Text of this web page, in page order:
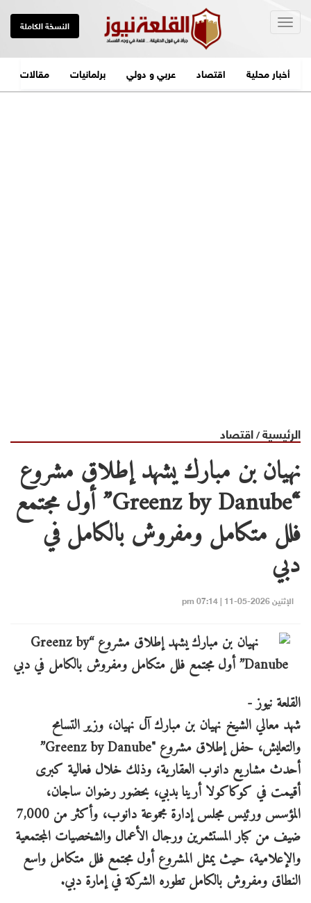
النسخة الكاملة
أخبار محلية اقتصاد عربي و دولي برلمانيات مقالات
الرئيسية/اقتصاد
نهيان بن مبارك يشهد إطلاق مشروع
“Greenz by Danube” أول مجتمع
فلل متكامل ومفروش بالكامل في
دبي
الإثنين 2026-05-11 | 07:14 pm
القلعة نيوز -
شهد معالي الشيخ نهيان بن مبارك آل نهيان، وزير التسامح
والتعايش، حفل إطلاق مشروع "Greenz by Danube”
أحدث مشاريع دانوب العقارية، وذلك خلال فعالية كبرى
أقيمت في كوكاكولا أرينا بدبي، بحضور رضوان ساجان،
المؤسس ورئيس مجلس إدارة مجموعة دانوب، وأكثر من 7,000
ضيف من كبار المستثمرين ورجال الأعمال والشخصيات المجتمعية
والإعلامية، حيث يمثل المشروع أول مجتمع فلل متكامل واسع
النطاق ومفروش بالكامل تطوره الشركة في إمارة دبي.